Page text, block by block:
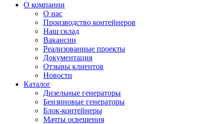
О компании
О нас
Производство контейнеров
Наш склад
Вакансии
Реализованные проекты
Документация
Отзывы клиентов
Новости
Каталог
Дизельные генераторы
Бензиновые генераторы
Блок-контейнеры
Мачты освещения